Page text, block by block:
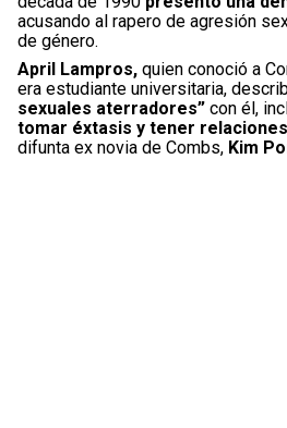
acusando al rapero de agresión
de género.
April Lampros, quien conoció a
era estudiante universitaria,
sexuales aterradores” con él,
tomar éxtasis y tener
difunta ex novia de Combs, Kim